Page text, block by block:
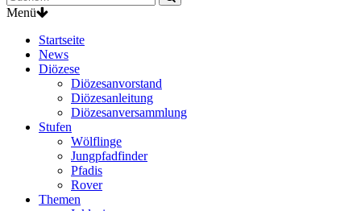
Menü
Startseite
News
Diözese
Diözesanvorstand
Diözesanleitung
Diözesanversammlung
Stufen
Wölflinge
Jungpfadfinder
Pfadis
Rover
Themen